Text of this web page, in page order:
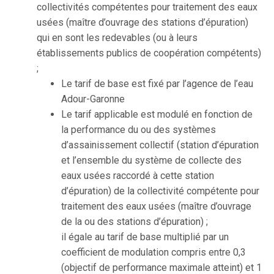
collectivités compétentes pour traitement des eaux
usées (maître d’ouvrage des stations d’épuration)
qui en sont les redevables (ou à leurs
établissements publics de coopération compétents)
;
Le tarif de base est fixé par l’agence de l’eau
Adour-Garonne
Le tarif applicable est modulé en fonction de
la performance du ou des systèmes
d’assainissement collectif (station d’épuration
et l’ensemble du système de collecte des
eaux usées raccordé à cette station
d’épuration) de la collectivité compétente pour
traitement des eaux usées (maître d’ouvrage
de la ou des stations d’épuration) ;
il égale au tarif de base multiplié par un
coefficient de modulation compris entre 0,3
(objectif de performance maximale atteint) et 1